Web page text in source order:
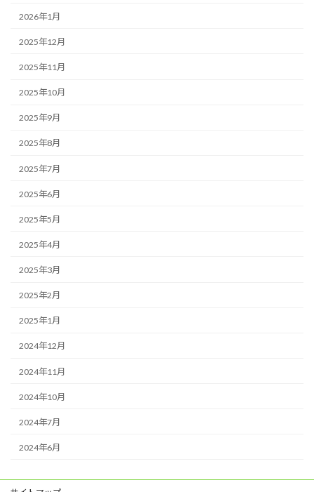
2026年1月
2025年12月
2025年11月
2025年10月
2025年9月
2025年8月
2025年7月
2025年6月
2025年5月
2025年4月
2025年3月
2025年2月
2025年1月
2024年12月
2024年11月
2024年10月
2024年7月
2024年6月